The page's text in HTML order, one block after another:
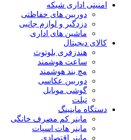
امنیتی اداری شبکه
دوربین های حفاظتی
دزدگیر و لوازم جانبی
ماشین های اداری
کالای دیجیتال
هندزفری بلوتوث
ساعت هوشمند
مچ بند هوشمند
دوربین عکاسی
گوشی موبایل
تبلت
دستگاه ماینینگ
ماینر کم مصرف خانگی
ماینر هات اسپات
ماینر اقتصادی